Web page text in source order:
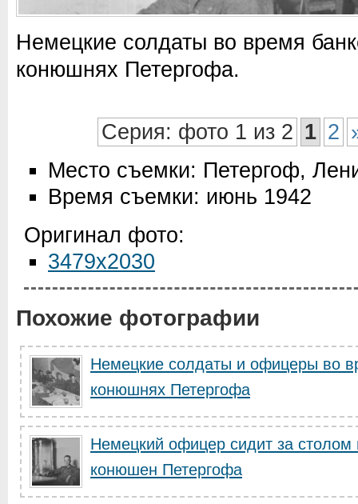
Немецкие солдаты во время
конюшнях Петергофа.
Серия: фото 1 из 2 1 2
Место съемки: Петергоф,
Время съемки: июнь 1942
Оригинал фото:
3479x2030
Похожие фотографии
Немецкие солдаты и офицеры во
конюшнях Петергофа
Немецкий офицер сидит за столом
конюшен Петергофа